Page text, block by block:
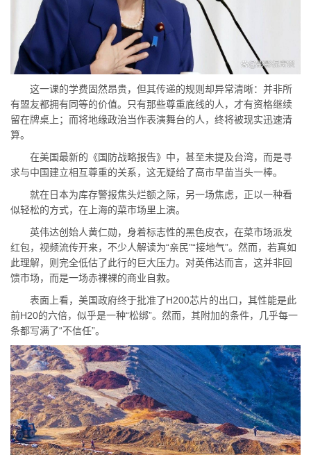
这一课的学费固然昂贵，但其传递的规则却异常清晰：并非所
有盟友都拥有同等的价值。只有那些尊重底线的人，才有资格继续
留在牌桌上；而将地缘政治当作表演舞台的人，终将被现实迅速清
算。
在美国最新的《国防战略报告》中，甚至未提及台湾，而是寻
求与中国建立相互尊重的关系，这无疑给了高市早苗当头一棒。
就在日本为库存警报焦头烂额之际，另一场焦虑，正以一种看
似轻松的方式，在上海的菜市场里上演。
英伟达创始人黄仁勋，身着标志性的黑色皮衣，在菜市场派发
红包，视频流传开来，不少人解读为“亲民”“接地气”。然而，若真如
此理解，则完全低估了此行的巨大压力。对英伟达而言，这并非回
馈市场，而是一场赤裸裸的商业自救。
表面上看，美国政府终于批准了H200芯片的出口，其性能是此
前H20的六倍，似乎是一种“松绑”。然而，其附加的条件，几乎每一
条都写满了“不信任”。